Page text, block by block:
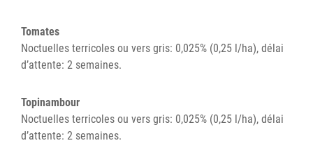
Tomates
Noctuelles terricoles ou vers gris: 0,025% (0,25 l/ha), délai
d’attente: 2 semaines.
Topinambour
Noctuelles terricoles ou vers gris: 0,025% (0,25 l/ha), délai
d’attente: 2 semaines.